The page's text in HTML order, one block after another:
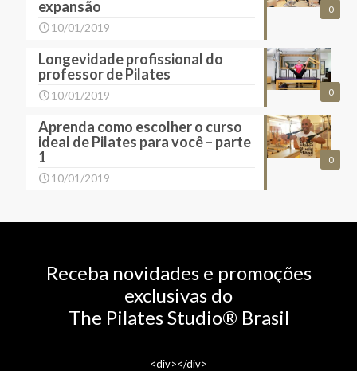
0
expansão
10/01/2019
0
Longevidade profissional do
professor de Pilates
10/01/2019
0
Aprenda como escolher o curso
ideal de Pilates para você – parte
1
10/01/2019
Receba novidades e promoções
exclusivas do
The Pilates Studio® Brasil
<div></div>